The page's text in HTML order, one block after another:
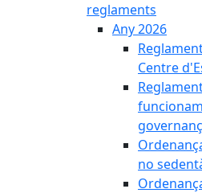
reglaments
Any 2026
Centre
no